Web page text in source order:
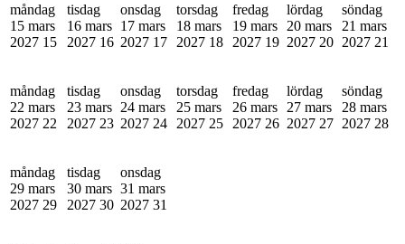
måndag
15 mars
2027 15
tisdag
16 mars
2027 16
onsdag
17 mars
2027 17
torsdag
18 mars
2027 18
fredag
19 mars
2027 19
lördag
20 mars
2027 20
söndag
21 mars
2027 21
måndag
22 mars
2027 22
tisdag
23 mars
2027 23
onsdag
24 mars
2027 24
torsdag
25 mars
2027 25
fredag
26 mars
2027 26
lördag
27 mars
2027 27
söndag
28 mars
2027 28
måndag
29 mars
2027 29
tisdag
30 mars
2027 30
onsdag
31 mars
2027 31